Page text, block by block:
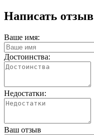
Написать отзыв
Ваше имя:
Достоинства:
Недостатки:
Ваш отзыв